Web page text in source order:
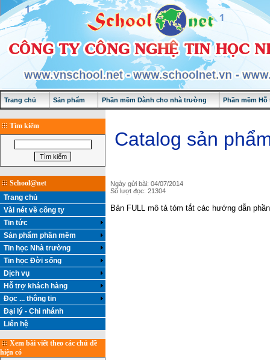
Trang chủ Sản phẩm Phần mềm Dành cho nhà trường Phần mềm
Tìm kiếm
School@net
Trang chủ
Vài nét về công ty
Tin tức
Sản phẩm phần mềm
Tin học Nhà trường
Tin học Đời sống
Dịch vụ
Hỗ trợ khách hàng
Đọc ... thông tin
Đại lý - Chi nhánh
Liên hệ
Xem bài viết theo các chủ đề
hiện có
Catalog sản
Ngày gửi bài: 04/07/2014
Số lượt đọc: 21304
Bản FULL mô tả tóm tắt các hướng dẫn